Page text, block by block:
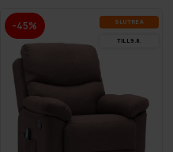
-45% SLUT­REA
TILL 9.8.